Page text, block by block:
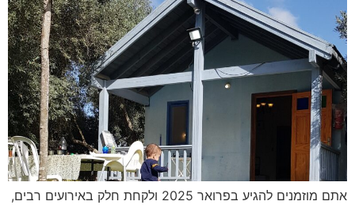
אתם מוזמנים להגיע בפרואר 2025 ולקחת חלק באירועים רבים,